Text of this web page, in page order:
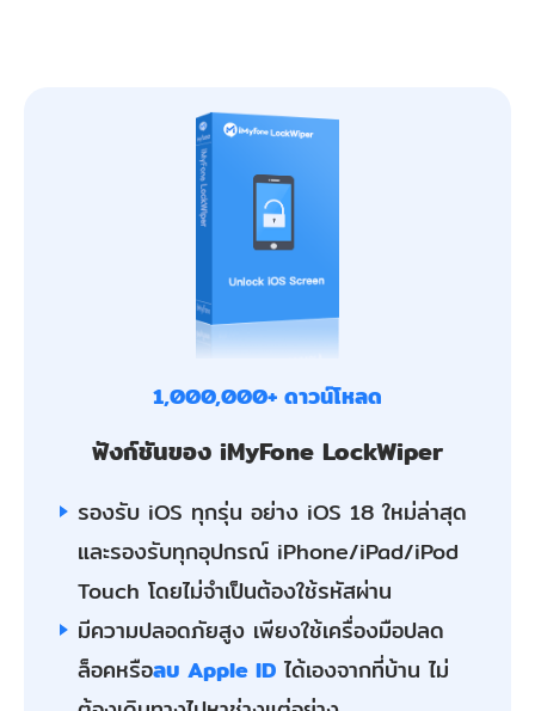
1,000,000+ ดาวน์โหลด
ฟังก์ชันของ iMyFone LockWiper
รองรับ iOS ทุกรุ่น อย่าง iOS 18 ใหม่ล่าสุด
และรองรับทุกอุปกรณ์ iPhone/iPad/iPod
Touch โดยไม่จำเป็นต้องใช้รหัสผ่าน
มีความปลอดภัยสูง เพียงใช้เครื่องมือปลด
ล็อคหรือลบ Apple ID ได้เองจากที่บ้าน ไม่